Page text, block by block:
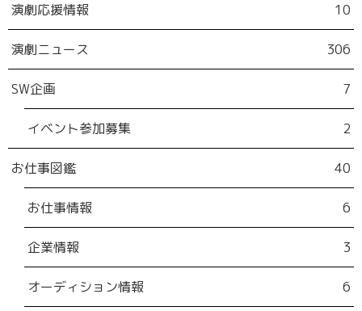
演劇応援情報 10
演劇ニュース 306
SW企画 7
イベント参加募集 2
お仕事図鑑 40
お仕事情報 6
企業情報 3
オーディション情報 6